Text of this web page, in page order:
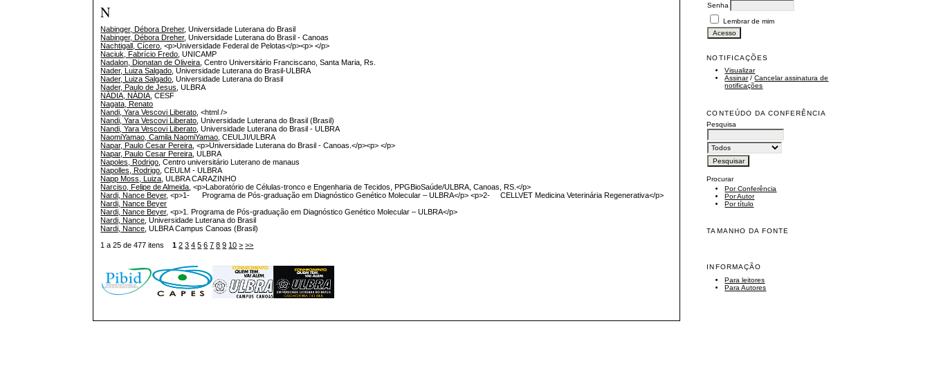
Senha
Lembrar de mim
NOTIFICAÇÕES
Visualizar
Assinar/Cancelar assinatura de
notificações
CONTEÚDO DA CONFERÊNCIA
Pesquisa
Procurar
Por Conferência
Por Autor
Por título
TAMANHO DA FONTE
INFORMAÇÃO
Para leitores
Para Autores
N
Nabinger, Débora Dreher, Universidade Luterana do Brasil
Nabinger, Débora Dreher, Universidade Luterana do Brasil - Canoas
Nachtigall, Cícero , <p>Universidade Federal de Pelotas</p><p> </p>
Naciuk, Fabrício Fredo , UNICAMP
Nadalon, Dionatan de Oliveira , Centro Universitário Franciscano, Santa Maria, Rs.
Nader, Luiza Salgado , Universidade Luterana do Brasil-ULBRA
Nader, Luiza Salgado , Universidade Luterana do Brasil
Nader, Paulo de Jesus , ULBRA
NÁDIA, NÁDIA , CESF
Nagata, Renato
Nandi, Yara Vescovi Liberato , <html />
Nandi, Yara Vescovi Liberato , Universidade Luterana do Brasil (Brasil)
Nandi, Yara Vescovi Liberato , Universidade Luterana do Brasil - ULBRA
NaomiYamao, Camila NaomiYamao , CEULJI/ULBRA
Napar, Paulo Cesar Pereira , <p>Universidade Luterana do Brasil - Canoas.</p><p> </p>
Napar, Paulo Cesar Pereira , ULBRA
Napoles, Rodrigo , Centro universitário Luterano de manaus
Napolles, Rodrigo , CEULM - ULBRA
Napp Moss, Luiza , ULBRA CARAZINHO
Narciso, Felipe de Almeida , <p>Laboratório de Células-tronco e Engenharia de Tecidos, PPGBioSaúde/ULBRA, Canoas, RS.</p>
Nardi, Nance Beyer, <p>1- Programa de Pós-graduação em Diagnóstico Genético Molecular – ULBRA</p> <p>2- CELLVET Medicina Veterinária Regenerativa</p>
Nardi, Nance Beyer
Nardi, Nance Beyer, <p>1. Programa de Pós-graduação em Diagnóstico Genético Molecular – ULBRA</p>
Nardi, Nance , Universidade Luterana do Brasil
Nardi, Nance , ULBRA Campus Canoas (Brasil)
1 a 25 de 477 itens1 2 3 4 5 6 7 8 9 10 > >>